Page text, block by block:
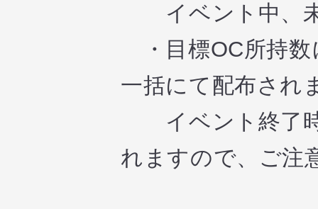
イベント中、未
・目標OC所持数
一括にて配布され
イベント終了時
れますので、ご注